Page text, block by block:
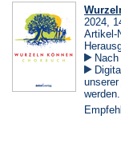
2024,
Artikel-
unserer
werden.